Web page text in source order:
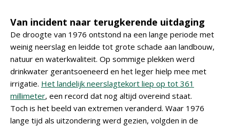
Van incident naar terugkerende uitdaging
De droogte van 1976 ontstond na een lange periode met
weinig neerslag en leidde tot grote schade aan landbouw,
natuur en waterkwaliteit. Op sommige plekken werd
drinkwater gerantsoeneerd en het leger hielp mee met
irrigatie. Het landelijk neerslagtekort liep op tot 361
millimeter, een record dat nog altijd overeind staat.
Toch is het beeld van extremen veranderd. Waar 1976
lange tijd als uitzondering werd gezien, volgden in de